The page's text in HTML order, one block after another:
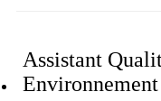
Assistant